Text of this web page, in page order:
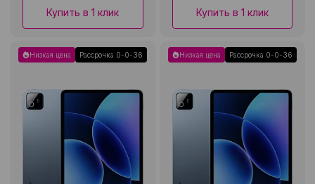
Купить в 1 клик Купить в 1 клик
Низкая цена Рассрочка 0-0-36 Низкая цена Рассрочка 0-0-36